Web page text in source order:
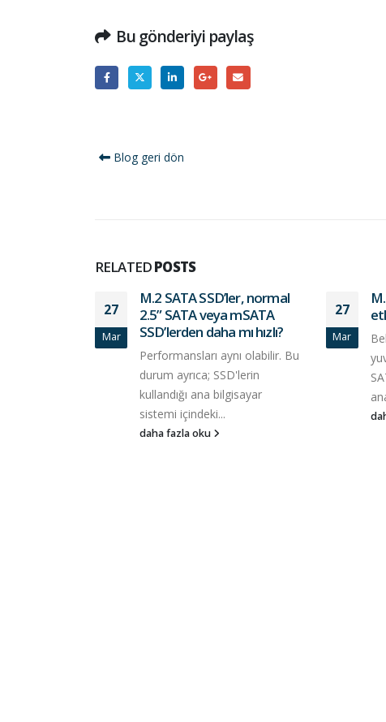
Bu gönderiyi paylaş
Blog geri dön
RELATEDPOSTS
27
Mar
M.2 SATA SSD’ler, normal
2.5” SATA veya mSATA
SSD’lerden daha mı hızlı?
Performansları aynı olabilir. Bu
durum ayrıca; SSD'lerin
kullandığı ana bilgisayar
sistemi içindeki...
daha fazla oku
27
Mar